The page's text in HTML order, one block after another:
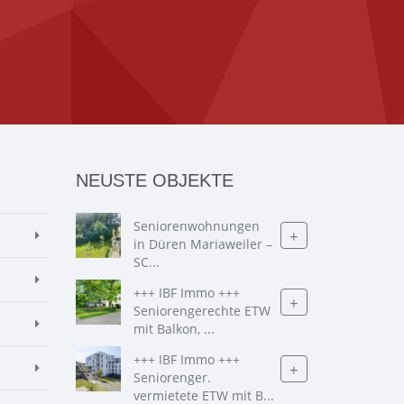
NEUSTE OBJEKTE
Seniorenwohnungen
in Düren Mariaweiler –
SC...
+
+++ IBF Immo +++
Seniorengerechte ETW
mit Balkon, ...
+
+++ IBF Immo +++
Seniorenger.
vermietete ETW mit B...
+